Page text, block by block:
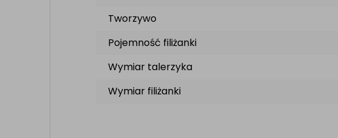
Tworzywo
Pojemność filiżanki
Wymiar talerzyka
Wymiar filiżanki